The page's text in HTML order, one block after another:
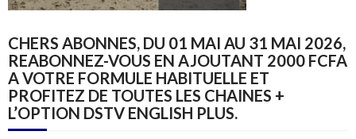
CHERS ABONNES, DU 01 MAI AU 31 MAI 2026,
REABONNEZ-VOUS EN AJOUTANT 2000 FCFA
A VOTRE FORMULE HABITUELLE ET
PROFITEZ DE TOUTES LES CHAINES +
L’OPTION DSTV ENGLISH PLUS.